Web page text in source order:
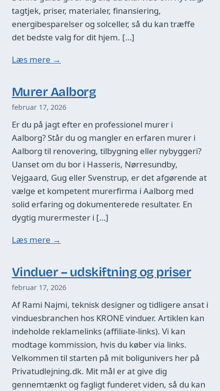
tagtjek, priser, materialer, finansiering,
energibesparelser og solceller, så du kan træffe
det bedste valg for dit hjem. […]
Læs mere →
Murer Aalborg
februar 17, 2026
Er du på jagt efter en professionel murer i
Aalborg? Står du og mangler en erfaren murer i
Aalborg til renovering, tilbygning eller nybyggeri?
Uanset om du bor i Hasseris, Nørresundby,
Vejgaard, Gug eller Svenstrup, er det afgørende at
vælge et kompetent murerfirma i Aalborg med
solid erfaring og dokumenterede resultater. En
dygtig murermester i […]
Læs mere →
Vinduer – udskiftning og priser
februar 17, 2026
Af Rami Najmi, teknisk designer og tidligere ansat i
vinduesbranchen hos KRONE vinduer. Artiklen kan
indeholde reklamelinks (affiliate-links). Vi kan
modtage kommission, hvis du køber via links.
Velkommen til starten på mit boligunivers her på
Privatudlejning.dk. Mit mål er at give dig
gennemtænkt og fagligt funderet viden, så du kan